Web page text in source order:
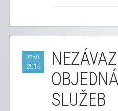
07 zář
2015
SLUŽEB